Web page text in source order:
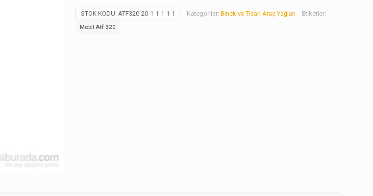
STOK KODU: ATF320-20-1-1-1-1-1 Kategoriler: Binek ve Ticari Araç Yağları Etiketler:
Mobil Atf 320